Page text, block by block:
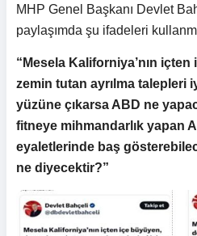
MHP Genel Başkanı Devlet
paylaşımda şu ifadeleri
“Mesela Kaliforniya’nın
zemin tutan ayrılma talepleri
yüzüne çıkarsa ABD ne
fitneye mihmandarlık yapan
eyaletlerinde baş
ne diyecektir?”